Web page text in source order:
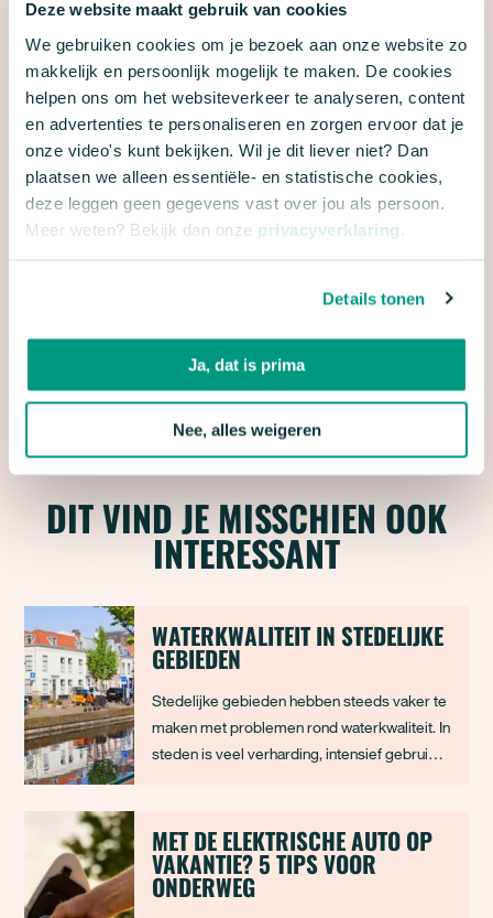
Deze website maakt gebruik van cookies
We gebruiken cookies om je bezoek aan onze website zo
makkelijk en persoonlijk mogelijk te maken. De cookies
helpen ons om het websiteverkeer te analyseren, content
en advertenties te personaliseren en zorgen ervoor dat je
onze video's kunt bekijken. Wil je dit liever niet? Dan
plaatsen we alleen essentiële- en statistische cookies,
deze leggen geen gegevens vast over jou als persoon.
Meer weten? Bekijk dan onze privacyverklaring
Details tonen
Ja, dat is prima
Nee, alles weigeren
HOE GASVRIJ BEN JIJ?
Heb je alle tochtgaten in je huis aangepakt en wil je
nog meer doen om gas te besparen? Dan is de
volgende stap de temperatuur van je cv-ketel
aanpassen. Die staat standaard op 80 graden en
dat is zonde! Het namelijk veel gas om die
huis al geschikt is om van het aardgas af te gaan.
DIT VIND JE MISSCHIEN OOK
INTERESSANT
WATERKWALITEIT IN STEDELIJKE
GEBIEDEN
Stedelijke gebieden hebben steeds vaker te
maken met problemen rond waterkwaliteit. In
steden is veel verharding, intensief gebruik
daardoor snel over daken, wegen en pleinen,
neemt vervuiling mee en komt direct terecht
MET DE ELEKTRISCHE AUTO OP
VAKANTIE? 5 TIPS VOOR
ONDERWEG